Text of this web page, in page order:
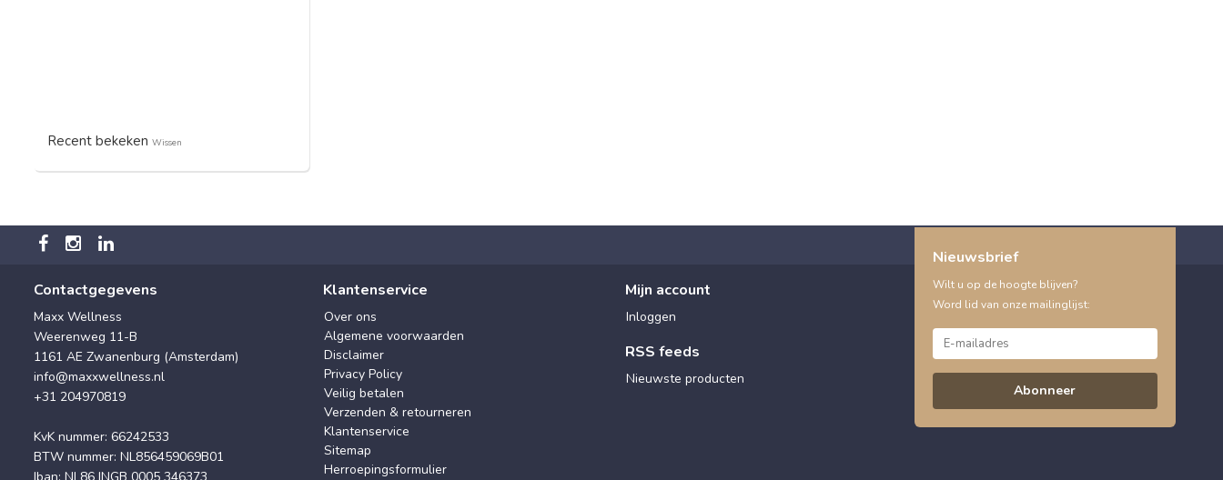
Recent bekeken Wissen
Contactgegevens
Maxx Wellness
Weerenweg 11-B
1161 AE Zwanenburg (Amsterdam)
info@maxxwellness.nl
+31 204970819
KvK nummer: 66242533
BTW nummer: NL856459069B01
Iban: NL86 INGB 0005 346373
Klantenservice
Over ons
Algemene voorwaarden
Disclaimer
Privacy Policy
Veilig betalen
Verzenden & retourneren
Klantenservice
Sitemap
Herroepingsformulier
Mijn account
Inloggen
RSS feeds
Nieuwste producten
Nieuwsbrief
Wilt u op de hoogte blijven?
Word lid van onze mailinglijst:
Abonneer